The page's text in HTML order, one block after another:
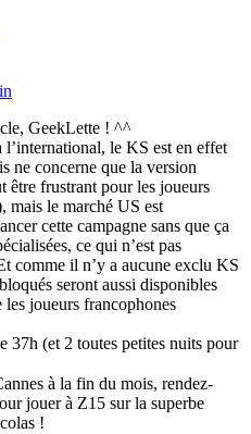
GeekLette ! ^^
l’international, le KS est en effet
ne concerne que la version
être frustrant pour les joueurs
mais le marché US est
cette campagne sans que ça
ce qui n’est pas
comme il n’y a aucune exclu KS
seront aussi disponibles
les joueurs francophones
37h (et 2 toutes petites nuits pour
à la fin du mois, rendez-
jouer à Z15 sur la superbe
!